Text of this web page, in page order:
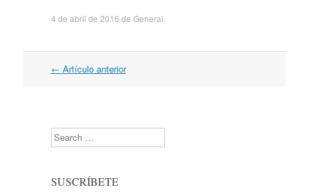
4 de abril de 2016 de General
Navegación
← Artículo anterior
Search
SUSCRÍBETE